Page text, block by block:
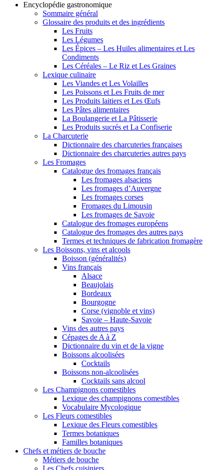
Encyclopédie gastronomique
Sommaire général
Glossaire des produits et des ingrédients
Les Fruits
Les Légumes
Les Épices – Les Huiles alimentaires et Les
Condiments
Les Céréales – Le Riz et Les Graines
Lexique culinaire
Les Viandes et Les Volailles
Les Poissons et Les Fruits de mer
Les Produits laitiers et Les Œufs
Les Pâtes alimentaires
La Boulangerie et La Pâtisserie
Les Produits sucrés et La Confiserie
La Charcuterie
Dictionnaire des charcuteries françaises
Dictionnaire des charcuteries autres pays
Les Fromages
Catalogue des fromages français
Les fromages alsaciens
Les fromages d’Auvergne
Les fromages corses
Fromages du Limousin
Les fromages de Savoie
Catalogue des fromages européens
Catalogue des fromages des autres pays
Termes et techniques de fabrication fromagère
Les Boissons, vins et alcools
Boisson (généralités)
Vins français
Alsace
Beaujolais
Bordeaux
Bourgogne
Corse (vignoble et vins)
Savoie – Haute-Savoie
Vins des autres pays
Cépages de A à Z
Dictionnaire du vin et de la vigne
Boissons alcoolisées
Cocktails
Boissons non-alcoolisées
Cocktails sans alcool
Les Champignons comestibles
Lexique des champignons comestibles
Vocabulaire Mycologique
Les Fleurs comestibles
Lexique des Fleurs comestibles
Termes botaniques
Familles botaniques
Chefs et métiers de bouche
Métiers de bouche